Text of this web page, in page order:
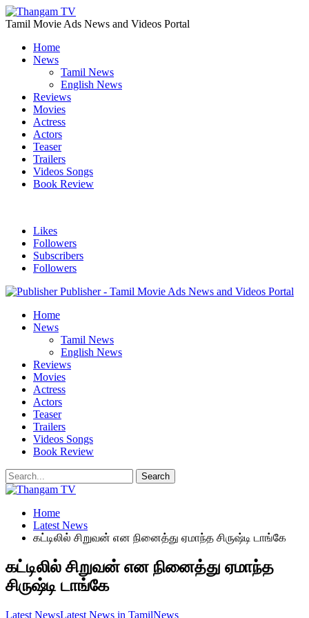
Tamil Movie Ads News and Videos Portal
Home
News
Tamil News
English News
Reviews
Movies
Actress
Actors
Teaser
Trailers
Videos Songs
Book Review
Likes
Followers
Subscribers
Followers
Publisher - Tamil Movie Ads News and Videos Portal
Home
News
Tamil News
English News
Reviews
Movies
Actress
Actors
Teaser
Trailers
Videos Songs
Book Review
Home
Latest News
கட்டிலில் சிறுவன் என நினைத்து ஏமாந்த சிருஷ்டி டாங்கே
கட்டிலில் சிறுவன் என நினைத்து ஏமாந்த
சிருஷ்டி டாங்கே
Latest NewsLatest News in TamilNews